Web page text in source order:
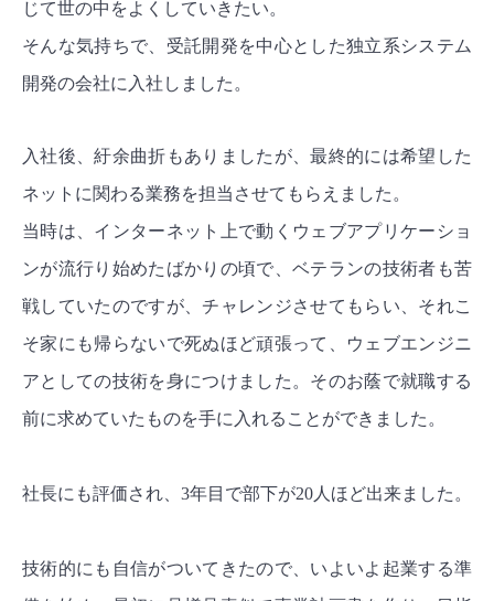
じて世の中をよくしていきたい。
そんな気持ちで、受託開発を中心とした独立系システム
開発の会社に入社しました。
入社後、紆余曲折もありましたが、最終的には希望した
ネットに関わる業務を担当させてもらえました。
当時は、インターネット上で動くウェブアプリケーショ
ンが流行り始めたばかりの頃で、ベテランの技術者も苦
戦していたのですが、チャレンジさせてもらい、それこ
そ家にも帰らないで死ぬほど頑張って、ウェブエンジニ
アとしての技術を身につけました。そのお蔭で就職する
前に求めていたものを手に入れることができました。
社長にも評価され、3年目で部下が20人ほど出来ました。
技術的にも自信がついてきたので、いよいよ起業する準